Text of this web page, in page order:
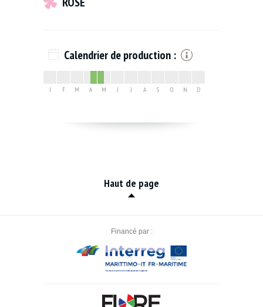
Calendrier de production :
J F M A M J J A S O N D
Haut de page
Financé par :